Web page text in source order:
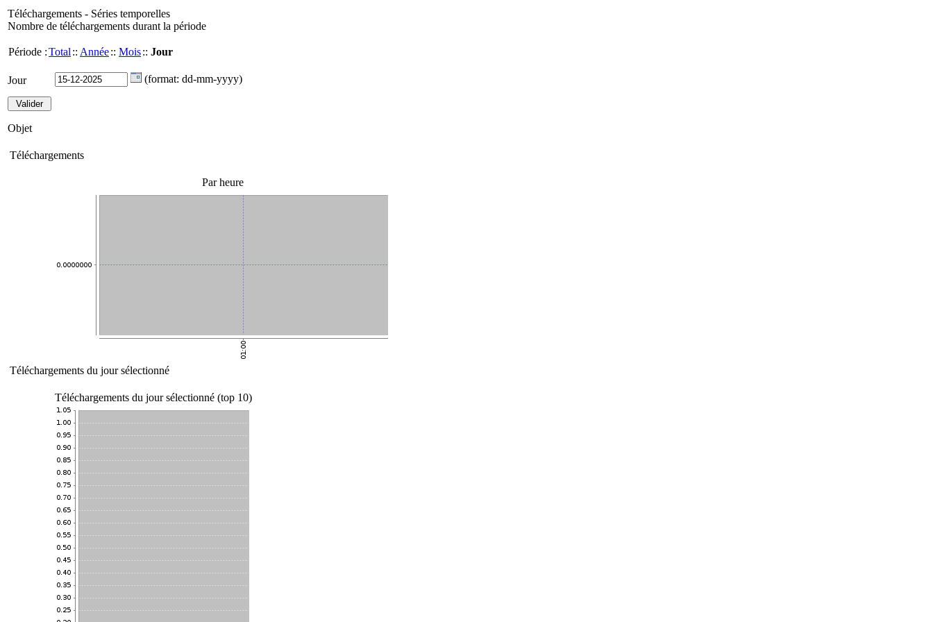
Téléchargements - Séries temporelles
Nombre de téléchargements durant la période
Période :Total :: Année:: Mois:: Jour
Jour (format: dd-mm-yyyy)
Objet
Téléchargements
Par heure
Téléchargements du jour sélectionné
Téléchargements du jour sélectionné (top 10)